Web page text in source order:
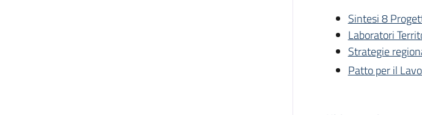
Sintesi 8
Laboratori
Strategie
Patto per il